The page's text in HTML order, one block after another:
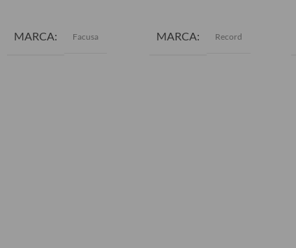
MARCA Facusa MARCA Record